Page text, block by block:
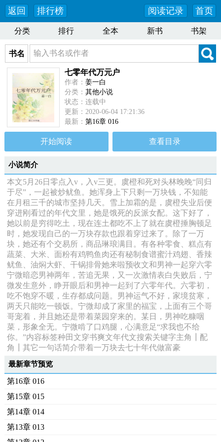
返回 排行榜 首页
阅读记录
分类 排行 全本 新书 书架
书名
七零年代万元户
作者： 姜一白
分类： 其他小说
状态：连载中
更新：2020-06-04 17:21:36
最新： 第16章 016
开始阅读 查看目录
小说简介
本文5月26日零点入v，入v三更。虞橙和死对头林晚晚“同归
于尽”，一起被炒鱿鱼。她浑身上下只剩一万块钱，不知能
在月租三千的城市坚持几天。雪上加霜的是，虞橙失业后便
穿进刚看过的年代文里，她是饿死的反派女配。这下好了，
她以前是穷得吃土，现在连土都吃不上了就在虞橙捶胸顿足
时，她发现自己的一万块存款也跟着穿过来了。除了一万
块，她还有个交易所，商品琳琅满目。有各种零食、糕点有
蔬菜、大米、面粉有鸡鸭鱼肉还有秘制食谱蜜汁鸡翅、香辣
鱿鱼、油焖大虾、干锅排骨她来啦预收文和男神一起穿六零
宁微暗恋男神两年，苦追无果，又一次激情表白失败后，宁
微发生意外，睁开眼后和男神一起到了六零年代。六零初，
吃不饱穿不暖，生存都成问题。男神运气不好，家境贫寒，
两天只能吃一顿饭。宁微却成了家里的福宝，上面有三个哥
哥宠着，并且她还是带着菜园穿来的。某日，男神吃糠咽
菜，形象全无。宁微啃了口鸡腿，心满意足“求我也不给
你。”内容标签种田文穿书爽文年代文搜索关键字主角┃配
角┃其它一句话简介带着一万块去七十年代做富豪
最新章节预览
第16章 016
第15章 015
第14章 014
第13章 013